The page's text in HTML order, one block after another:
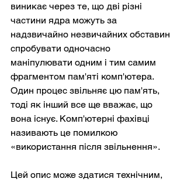
виникає через те, що дві різні
частини ядра можуть за
надзвичайно незвичайних обставин
спробувати одночасно
маніпулювати одним і тим самим
фрагментом пам'яті комп'ютера.
Один процес звільняє цю пам'ять,
тоді як інший все ще вважає, що
вона існує. Комп'ютерні фахівці
називають це помилкою
«використання після звільнення».
Цей опис може здатися технічним,